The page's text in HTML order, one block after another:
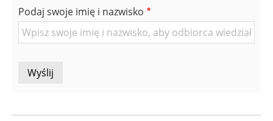
znajomej
Osoby
Podaj swoje imię i nazwisko